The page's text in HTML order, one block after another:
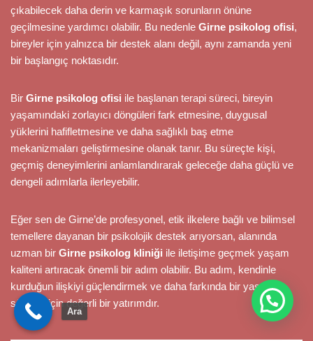
çıkabilecek daha derin ve karmaşık sorunların önüne
geçilmesine yardımcı olabilir. Bu nedenle Girne psikolog ofisi,
bireyler için yalnızca bir destek alanı değil, aynı zamanda yeni
bir başlangıç noktasıdır.
Bir Girne psikolog ofisi ile başlanan terapi süreci, bireyin
yaşamındaki zorlayıcı döngüleri fark etmesine, duygusal
yüklerini hafifletmesine ve daha sağlıklı baş etme
mekanizmaları geliştirmesine olanak tanır. Bu süreçte kişi,
geçmiş deneyimlerini anlamlandırarak geleceğe daha güçlü ve
dengeli adımlarla ilerleyebilir.
Eğer sen de Girne’de profesyonel, etik ilkelere bağlı ve bilimsel
temellere dayanan bir psikolojik destek arıyorsan, alanında
uzman bir Girne psikolog kliniği ile iletişime geçmek yaşam
kaliteni artıracak önemli bir adım olabilir. Bu adım, kendinle
kurduğun ilişkiyi güçlendirmek ve daha farkında bir yaşam
sürmek için değerli bir yatırımdır.
Ara